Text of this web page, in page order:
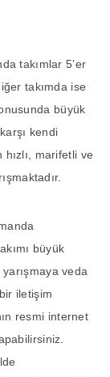
takımlar 5’er
takımda ise
büyük
kendi
marifetli ve
büyük
veda
iletişim
resmi internet